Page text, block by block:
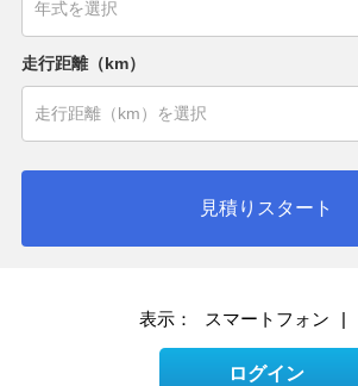
走行距離（km）
見積りスタート
表示： スマートフォン |
ログイン